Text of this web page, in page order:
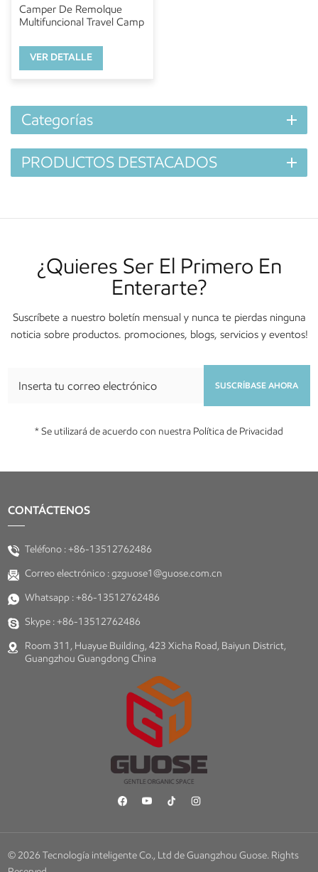
Camper De Remolque
Multifuncional Travel Camp
VER DETALLE
Categorías
PRODUCTOS DESTACADOS
¿Quieres Ser El Primero En
Enterarte?
Suscríbete a nuestro boletín mensual y nunca te pierdas ninguna
noticia sobre productos. promociones, blogs, servicios y eventos!
SUSCRÍBASE AHORA
* Se utilizará de acuerdo con nuestra Política de Privacidad
CONTÁCTENOS
Teléfono :+86-13512762486
Correo electrónico :gzguose1@guose.com.cn
Whatsapp :+86-13512762486
Skype :+86-13512762486
Room 311, Huayue Building, 423 Xicha Road, Baiyun District,
Guangzhou Guangdong China
© 2026 Tecnología inteligente Co., Ltd de Guangzhou Guose. Rights